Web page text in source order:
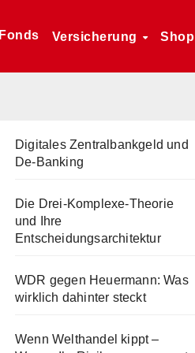
Fonds Versicherung Shop
Digitales Zentralbankgeld und
De-Banking
Die Drei-Komplexe-Theorie
und Ihre
Entscheidungsarchitektur
WDR gegen Heuermann: Was
wirklich dahinter steckt
Wenn Welthandel kippt –